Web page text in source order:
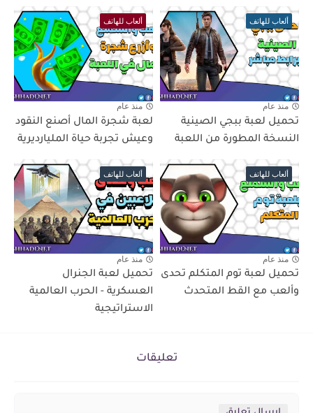
ألعاب للهاتف
منذ عام
تحميل لعبة ببجي الصينية
النسخة المطورة من اللعبة
ألعاب للهاتف
منذ عام
لعبة شجرة المال أصنع النقود
وعيش تجربة حياة المليارديرية
ألعاب للهاتف
منذ عام
تحميل لعبة توم المتكلم تحدى
وألعب مع القط المتحدث
ألعاب للهاتف
منذ عام
تحميل لعبة الجنرال
العسكرية - الحرب العالمية
الاستراتيجية
تعليقات